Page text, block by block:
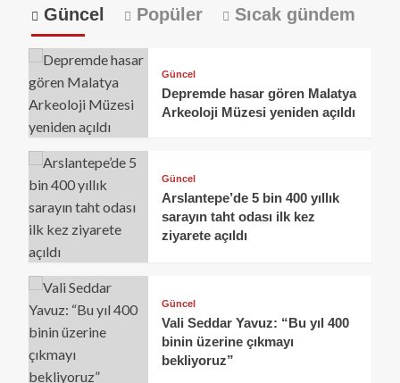
Güncel Popüler Sıcak gündem
Güncel
Depremde hasar gören Malatya
Arkeoloji Müzesi yeniden açıldı
Güncel
Arslantepe’de 5 bin 400 yıllık
sarayın taht odası ilk kez
ziyarete açıldı
Güncel
Vali Seddar Yavuz: “Bu yıl 400
binin üzerine çıkmayı
bekliyoruz”